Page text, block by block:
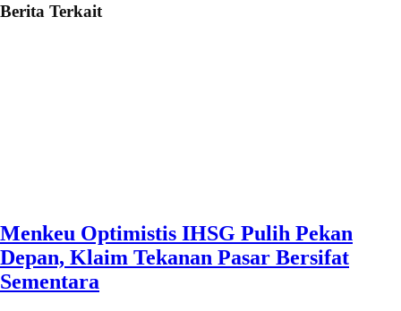
Berita Terkait
Menkeu Optimistis IHSG Pulih Pekan
Depan, Klaim Tekanan Pasar Bersifat
Sementara